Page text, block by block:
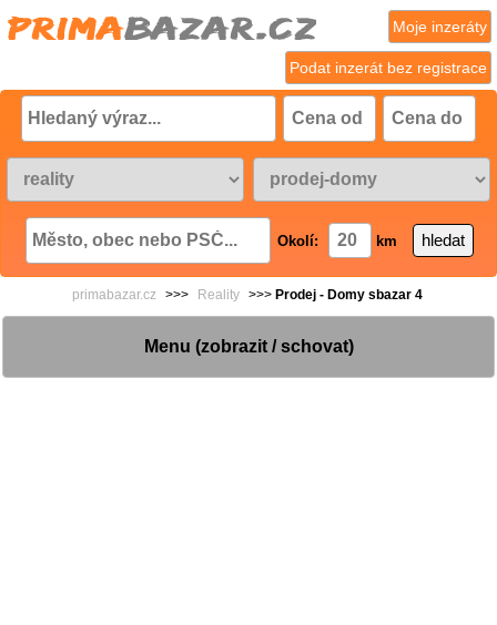
Podat inzerát bez registrace
Moje inzeráty
Okolí: km
primabazar.cz >>> Reality >>> Prodej - Domy sbazar 4
Menu (zobrazit / schovat)